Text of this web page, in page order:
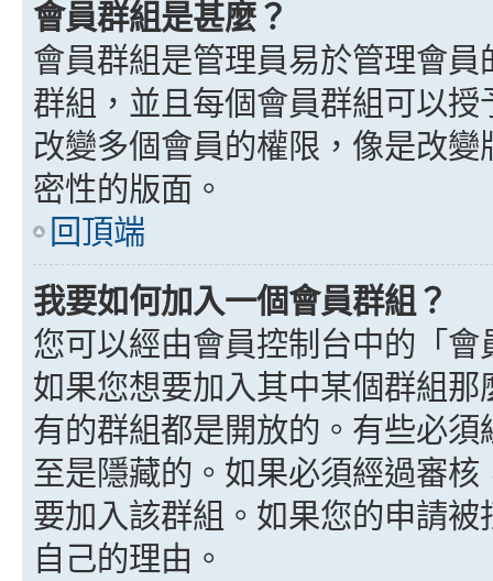
會員群組是甚麼？
會員群組是管理員易於管理會
群組，並且每個會員群組可以
改變多個會員的權限，像是改
密性的版面。
回頂端
我要如何加入一個會員群組？
您可以經由會員控制台中的「
如果您想要加入其中某個群組
有的群組都是開放的。有些必
至是隱藏的。如果必須經過審
要加入該群組。如果您的申請
自己的理由。